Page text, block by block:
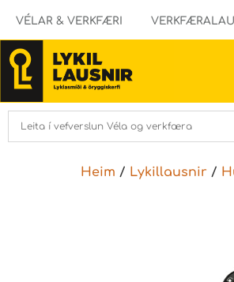
VÉLAR & VERKFÆRI
Heim / Lykillausnir /